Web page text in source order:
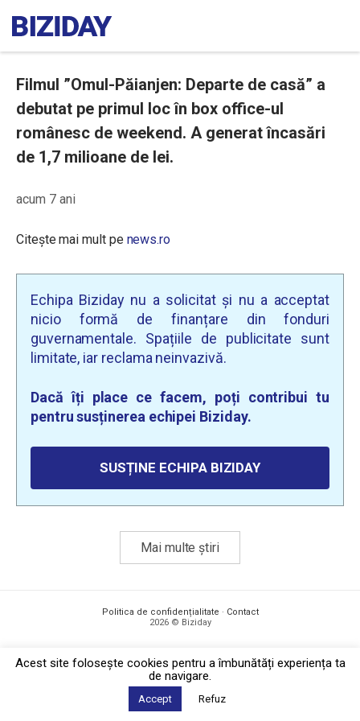
Filmul ”Omul-Păianjen: Departe de casă” a
debutat pe primul loc în box office-ul
românesc de weekend. A generat încasări
de 1,7 milioane de lei.
acum 7 ani
Citește mai mult pe news.ro
Echipa Biziday nu a solicitat și nu a acceptat
nicio formă de finanțare din fonduri
guvernamentale. Spațiile de publicitate sunt
limitate, iar reclama neinvazivă.
Dacă îți place ce facem, poți contribui tu
pentru susținerea echipei Biziday.
SUSȚINE ECHIPA BIZIDAY
Mai multe știri
Politica de confidențialitate · Contact
2026 © Biziday
Acest site foloseşte cookies pentru a îmbunătăți experiența ta
de navigare.
Accept Refuz